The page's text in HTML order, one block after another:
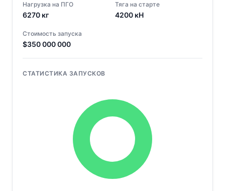
Нагрузка на ПГО
6270 кг
Тяга на старте
4200 кН
Стоимость запуска
$350 000 000
СТАТИСТИКА ЗАПУСКОВ